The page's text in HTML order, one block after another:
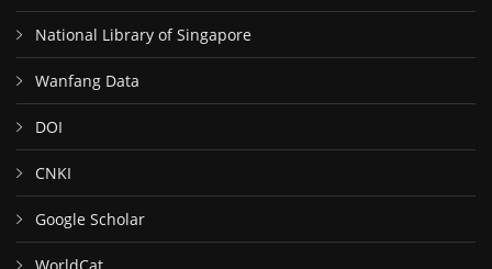
National Library of Singapore
Wanfang Data
DOI
CNKI
Google Scholar